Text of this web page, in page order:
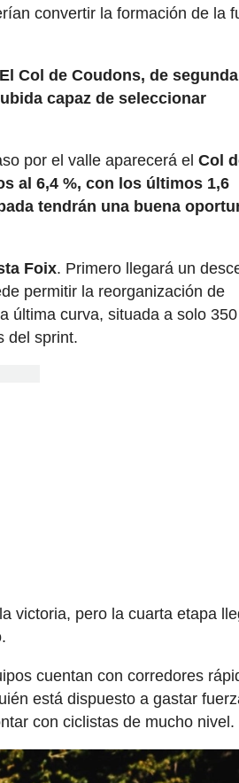
convertir la formación de la
El Col de Coudons, de segunda
capaz de seleccionar
por el valle aparecerá elCol
al 6,4 %, con los últimos 1,6
tendrán una buena
Foix. Primero llegará un
permitir la reorganización de
última curva, situada a solo 350
del sprint.
victoria, pero la cuarta etapa
cuentan con corredores
está dispuesto a gastar
con ciclistas de mucho nivel.